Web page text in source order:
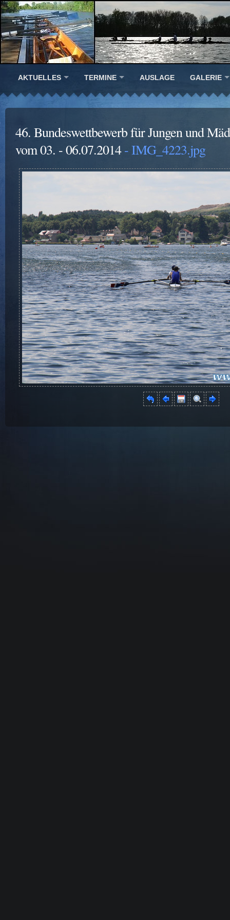
AKTUELLES TERMINE AUSLAGE GALERIE
46. Bundeswettbewerb für Jungen und
vom 03. - 06.07.2014- IMG_4223.jpg